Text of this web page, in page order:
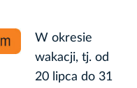
W okresie
wakacji, tj. od
20 lipca do 31